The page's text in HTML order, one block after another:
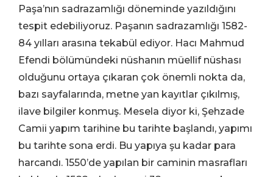
Paşa’nın sadrazamlığı döneminde yazıldığını
tespit edebiliyoruz. Paşanın sadrazamlığı 1582-
84 yılları arasına tekabül ediyor. Hacı Mahmud
Efendi bölümündeki nüshanın müellif nüshası
olduğunu ortaya çıkaran çok önemli nokta da,
bazı sayfalarında, metne yan kayıtlar çıkılmış,
ilave bilgiler konmuş. Mesela diyor ki, Şehzade
Camii yapım tarihine bu tarihte başlandı, yapımı
bu tarihte sona erdi. Bu yapıya şu kadar para
harcandı. 1550’de yapılan bir caminin masrafları